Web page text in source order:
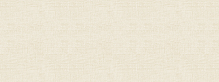
Name:
Firma:
Telefon:
E-Mail: